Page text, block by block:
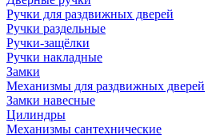
Ручки для раздвижных дверей
Ручки раздельные
Ручки-защёлки
Ручки накладные
Замки
Механизмы для раздвижных дверей
Замки навесные
Цилиндры
Механизмы сантехнические